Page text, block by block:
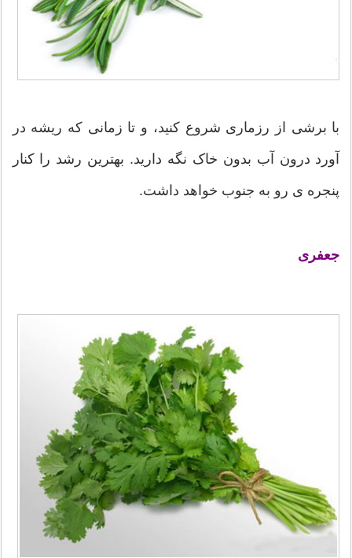
با برشی از رزماری شروع کنید، و تا زمانی که ریشه در
آورد درون آب بدون خاک نگه دارید. بهترین رشد را کنار
پنجره ی رو به جنوب خواهد داشت.
جعفری